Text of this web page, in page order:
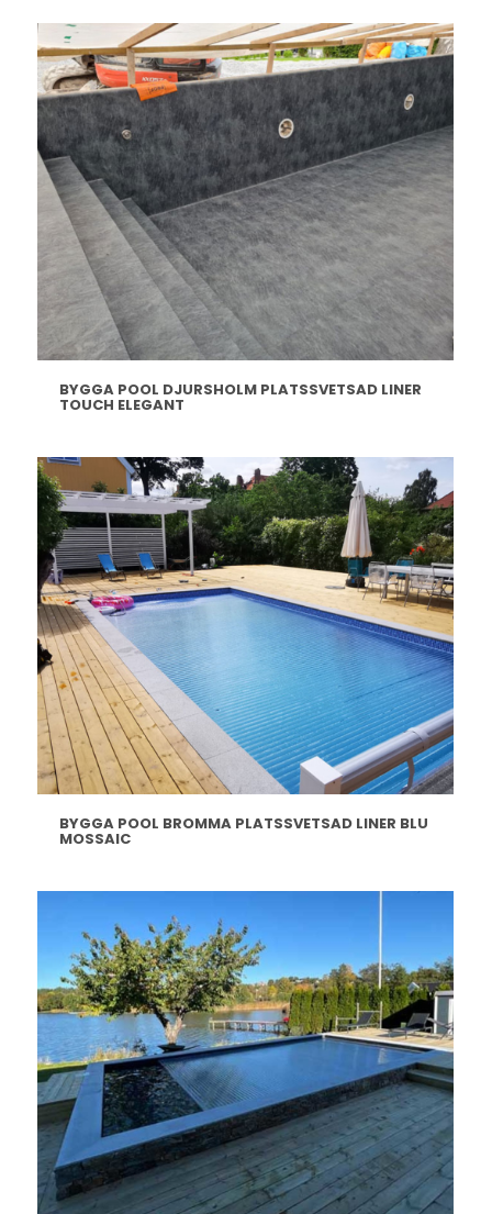
BYGGA POOL DJURSHOLM PLATSSVETSAD LINER
TOUCH ELEGANT
BYGGA POOL BROMMA PLATSSVETSAD LINER BLU
MOSSAIC